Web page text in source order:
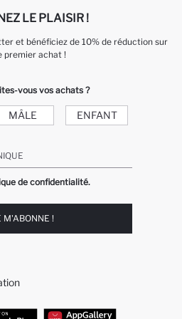
LE PLAISIR !
et bénéficiez de 10% de réduction sur
premier achat !
vous vos achats ?
MÂLE ENFANT
de confidentialité.
M'ABONNE !